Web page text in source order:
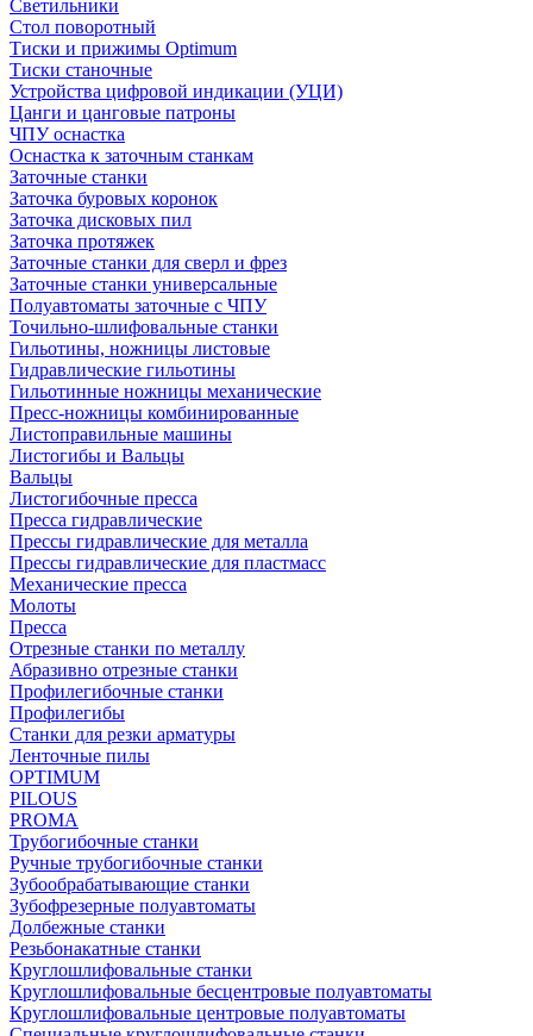
Светильники
Стол поворотный
Тиски и прижимы Optimum
Тиски станочные
Устройства цифровой индикации (УЦИ)
Цанги и цанговые патроны
ЧПУ оснастка
Оснастка к заточным станкам
Заточные станки
Заточка буровых коронок
Заточка дисковых пил
Заточка протяжек
Заточные станки для сверл и фрез
Заточные станки универсальные
Полуавтоматы заточные с ЧПУ
Точильно-шлифовальные станки
Гильотины, ножницы листовые
Гидравлические гильотины
Гильотинные ножницы механические
Пресс-ножницы комбинированные
Листоправильные машины
Листогибы и Вальцы
Вальцы
Листогибочные пресса
Пресса гидравлические
Прессы гидравлические для металла
Прессы гидравлические для пластмасс
Механические пресса
Молоты
Пресса
Отрезные станки по металлу
Абразивно отрезные станки
Профилегибочные станки
Профилегибы
Станки для резки арматуры
Ленточные пилы
OPTIMUM
PILOUS
PROMA
Трубогибочные станки
Ручные трубогибочные станки
Зубообрабатывающие станки
Зубофрезерные полуавтоматы
Долбежные станки
Резьбонакатные станки
Круглошлифовальные станки
Круглошлифовальные бесцентровые полуавтоматы
Круглошлифовальные центровые полуавтоматы